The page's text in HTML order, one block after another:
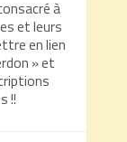
à
et leurs
en lien
» et
!!